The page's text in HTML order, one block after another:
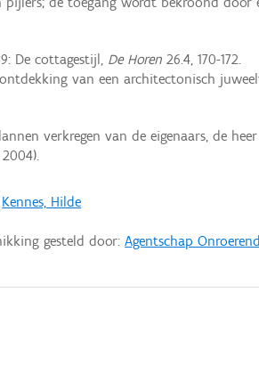
De cottagestijl, De Horen26.4, 170-172.
ontdekking van een architectonisch
verkregen van de eigenaars, de
Kennes, Hilde
gesteld door:Agentschap